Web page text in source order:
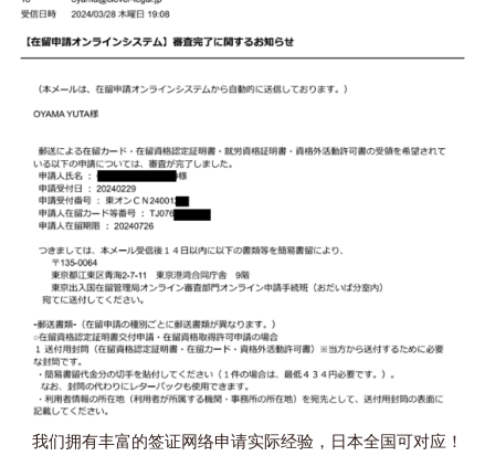
我们拥有丰富的签证网络申请实际经验，日本全国可对应！